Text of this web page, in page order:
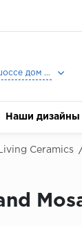
Москва, Ленинградское шоссе дом 25, Торговый Центр Family Room, 2-ой этаж, Магазин Керамический Бум.
Наши дизайны
Living Ceramics /